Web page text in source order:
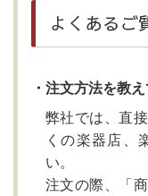
よくあるご
・注文方法を教
弊社では、直
くの楽器店、
い。
注文の際、「